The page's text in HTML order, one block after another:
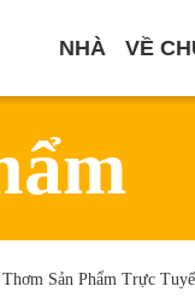
NHÀ VỀ
Sản Phẩm Trực